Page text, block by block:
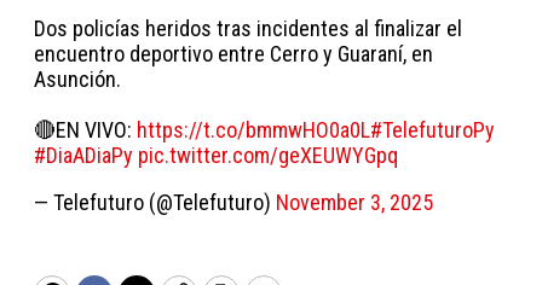
Dos policías heridos tras incidentes al finalizar el
encuentro deportivo entre Cerro y Guaraní, en
Asunción.
🔴EN VIVO: https://t.co/bmmwHO0a0L#TelefuturoPy
#DiaADiaPy pic.twitter.com/geXEUWYGpq
— Telefuturo (@Telefuturo) November 3, 2025